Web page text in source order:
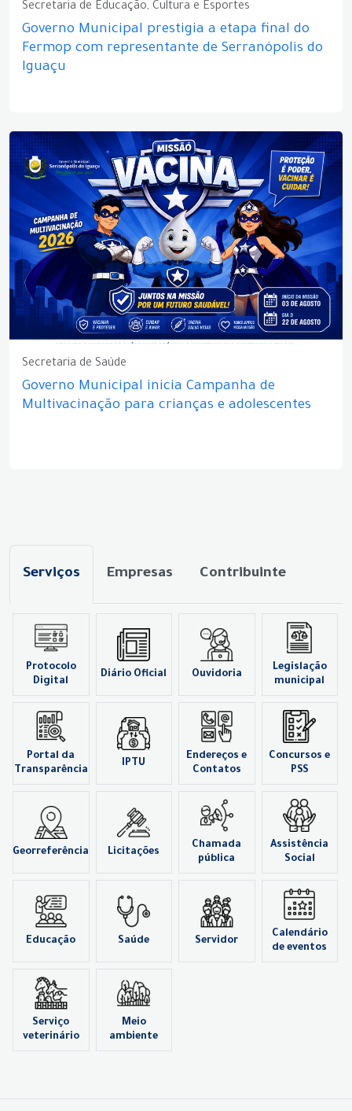
Secretaria de Educação, Cultura e Esportes
Governo Municipal prestigia a etapa final do
Fermop com representante de Serranópolis do
Iguaçu
Secretaria de Saúde
Governo Municipal inicia Campanha de
Multivacinação para crianças e adolescentes
Serviços Empresas Contribuinte
Protocolo
Digital
Diário Oficial Ouvidoria
Legislação
municipal
Portal da
Transparência
IPTU
Endereços e
Contatos
Concursos e
PSS
Georreferência Licitações
Chamada
pública
Assistência
Social
Educação Saúde Servidor
Calendário
de eventos
Serviço
veterinário
Meio
ambiente